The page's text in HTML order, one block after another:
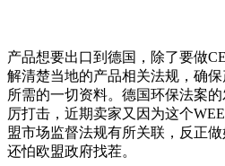
产品想要出口到德国，除了要做
解清楚当地的产品相关法规，确
所需的一切资料。德国环保法案
厉打击，近期卖家又因为这个
盟市场监督法规有所关联，反正
还怕欧盟政府找茬。